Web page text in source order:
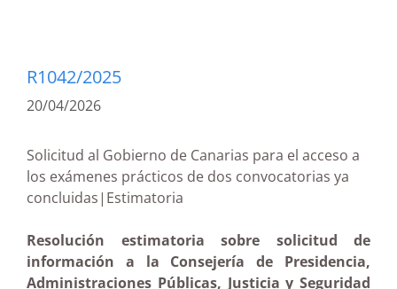
R1042/2025
20/04/2026
Solicitud al Gobierno de Canarias para el acceso a
los exámenes prácticos de dos convocatorias ya
concluidas|Estimatoria
Resolución estimatoria sobre solicitud de
información a la Consejería de Presidencia,
Administraciones Públicas, Justicia y Seguridad